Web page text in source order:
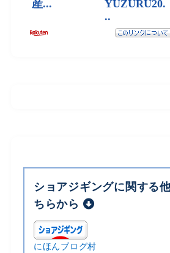
ショアジギングに関する
ちらから
にほんブログ村